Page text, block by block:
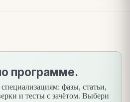
программе.
фазы, статьи,
и тесты с зачётом. Выбери